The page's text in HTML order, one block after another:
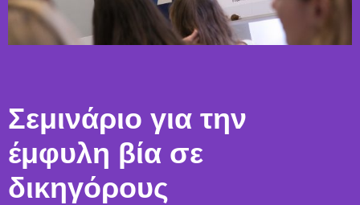
Σεμινάριο για την
έμφυλη βία σε
δικηγόρους